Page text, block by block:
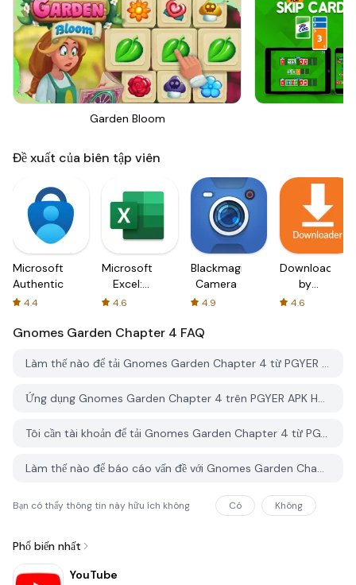
Garden Bloom
Đề xuất của biên tập viên
Microsoft
Authenticator
4.4
Microsoft
Excel:
Spreadsheets
4.6
Blackmagic
Camera
4.9
Downloader
by
AFTVnews
4.6
Gnomes Garden Chapter 4 FAQ
Làm thế nào để tải Gnomes Garden Chapter 4 từ PGYER APK HUB?
Ứng dụng Gnomes Garden Chapter 4 trên PGYER APK HUB có miễn phí không?
Tôi cần tài khoản để tải Gnomes Garden Chapter 4 từ PGYER APK HUB không?
Làm thế nào để báo cáo vấn đề với Gnomes Garden Chapter 4 trên PGYER APK HUB?
Bạn có thấy thông tin này hữu ích không Có Không
Phổ biến nhất
YouTube